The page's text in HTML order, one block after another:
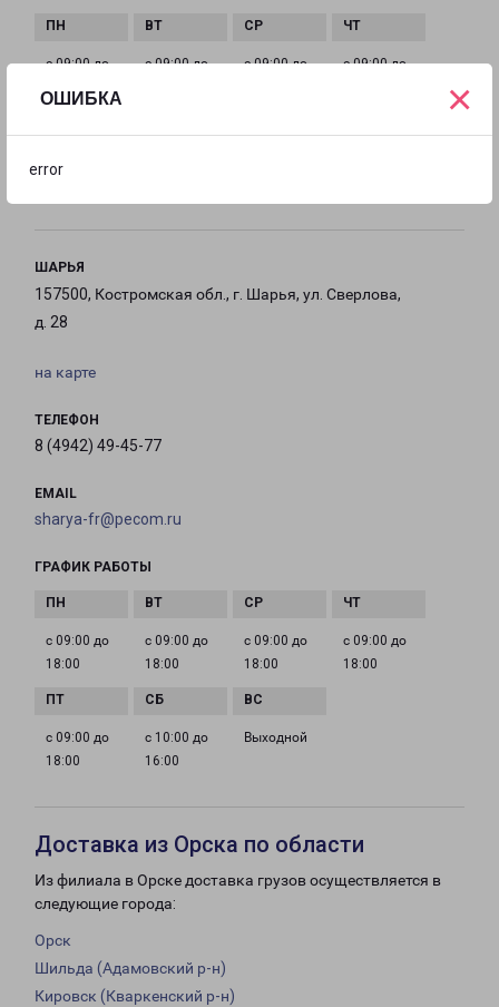
ОШИБКА
error
×
с 09:00 до
с 09:00 до
с 09:00 до
с 09:00 до
ШАРЬЯ
157500, Костромская обл., г. Шарья, ул. Сверлова,
д. 28
на карте
ТЕЛЕФОН
8 (4942) 49-45-77
EMAIL
sharya-fr@pecom.ru
ГРАФИК РАБОТЫ
с 09:00 до
18:00
с 09:00 до
18:00
с 09:00 до
18:00
с 09:00 до
18:00
с 09:00 до
18:00
с 10:00 до
16:00
Выходной
Доставка из Орска по области
Из филиала в Орске доставка грузов осуществляется в
следующие города:
Орск
Шильда (Адамовский р-н)
Кировск (Кваркенский р-н)